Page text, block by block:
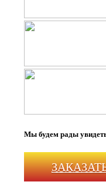
Мы будем рады